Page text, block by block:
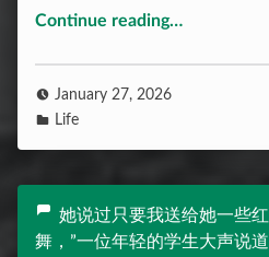
Continue reading“好奇的ray”…
January 27, 2026
Life
她说过只要我送给她一些
舞，”一位年轻的学生大声说